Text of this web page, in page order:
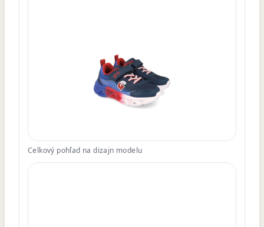
Celkový pohľad na dizajn modelu